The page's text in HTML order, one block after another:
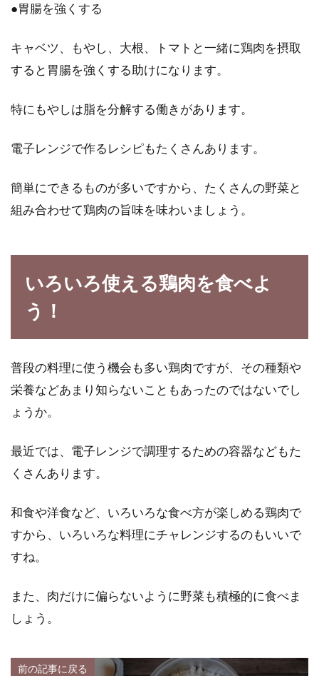
●胃腸を強くする
キャベツ、もやし、大根、トマトと一緒に鶏肉を摂取
すると胃腸を強くする助けになります。
特にもやしは脂を分解する働きがあります。
電子レンジで作るレシピもたくさんあります。
簡単にできるものが多いですから、たくさんの野菜と
組み合わせて鶏肉の旨味を味わいましょう。
いろいろ使える鶏肉を食べよ
う！
普段の料理に使う機会も多い鶏肉ですが、その種類や
栄養などあまり知らないこともあったのではないでし
ょうか。
最近では、電子レンジで調理するための容器などもた
くさんあります。
和食や洋食など、いろいろな食べ方が楽しめる鶏肉で
すから、いろいろな料理にチャレンジするのもいいで
すね。
また、肉だけに偏らないように野菜も積極的に食べま
しょう。
前の記事に戻る